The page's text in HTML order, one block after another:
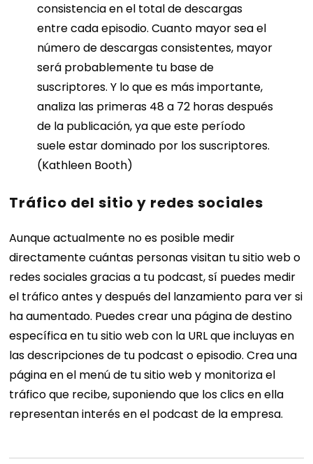
consistencia en el total de descargas
entre cada episodio. Cuanto mayor sea el
número de descargas consistentes, mayor
será probablemente tu base de
suscriptores. Y lo que es más importante,
analiza las primeras 48 a 72 horas después
de la publicación, ya que este período
suele estar dominado por los suscriptores.
(Kathleen Booth)
Tráfico del sitio y redes sociales
Aunque actualmente no es posible medir
directamente cuántas personas visitan tu sitio web o
redes sociales gracias a tu podcast, sí puedes medir
el tráfico antes y después del lanzamiento para ver si
ha aumentado. Puedes crear una página de destino
específica en tu sitio web con la URL que incluyas en
las descripciones de tu podcast o episodio. Crea una
página en el menú de tu sitio web y monitoriza el
tráfico que recibe, suponiendo que los clics en ella
representan interés en el podcast de la empresa.